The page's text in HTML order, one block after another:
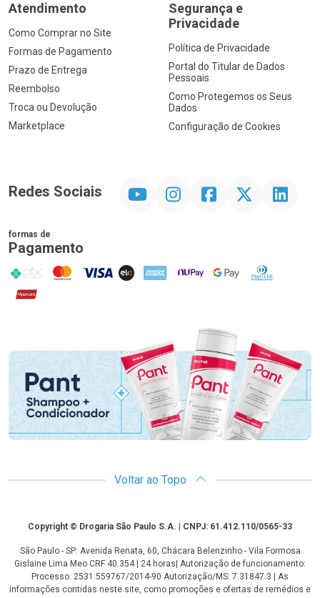
Atendimento
Como Comprar no Site
Formas de Pagamento
Prazo de Entrega
Reembolso
Troca ou Devolução
Marketplace
Segurança e
Privacidade
Política de Privacidade
Portal do Titular de Dados
Pessoais
Como Protegemos os Seus
Dados
Configuração de Cookies
Redes Sociais InstagramFacebookTwitter Linkedin
formas de
Pagamento
PIX MasterCard
VISA ELO AMEX NuPay Google PayDiners Club
Hipercard
Promoção em Destaque
Voltar ao Topo
CopyrightCopyright © Drogaria São Paulo S.A. | CNPJ: 61.412.110/0565-33
São Paulo - SP: Avenida Renata, 60, Chácara Belenzinho - Vila Formosa
Gislaine Lima Meo CRF 40.354 | 24 horas| Autorização de funcionamento:
Processo: 2531.559767/2014-90 Autorização/MS: 7.31847.3 | As
informações contidas neste site, como promoções e ofertas de remédios e